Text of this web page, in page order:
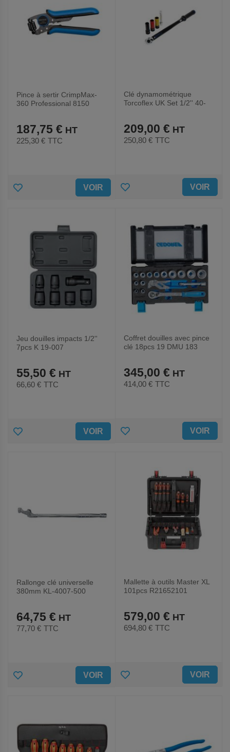
Pince à sertir CrimpMax-
360 Professional 8150
187,75 €
225,30 € TTC
AJOUTER VOIR
Clé dynamométrique
Torcoflex UK Set 1/2'' 40-
209,00 €
250,80 € TTC
AJOUTER VOIR
Jeu douilles impacts 1/2''
7pcs K 19-007
55,50 €
66,60 € TTC
AJOUTER VOIR
Coffret douilles avec pince
clé 18pcs 19 DMU 183
345,00 €
414,00 € TTC
AJOUTER VOIR
Rallonge clé universelle
380mm KL-4007-500
64,75 €
77,70 € TTC
AJOUTER VOIR
Mallette à outils Master XL
101pcs R21652101
579,00 €
694,80 € TTC
AJOUTER VOIR